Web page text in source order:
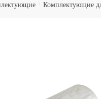
Комплектующие